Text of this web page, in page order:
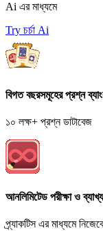
Ai এর মাধ্যমে
Try চর্চা Ai
বিগত বছরসমূহের প্রশ্ন
১০ লক্ষ+ প্রশ্ন ডাটাবেজ
আনলিমিটেড পরীক্ষা ও
প্র্যাকটিস এর মাধ্যমে